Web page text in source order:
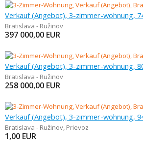
Verkauf (Angebot), 3-zimmer-wohnung,
Bratislava - Ružinov
397 000,00 EUR
Verkauf (Angebot), 3-zimmer-wohnung,
Bratislava - Ružinov
258 000,00 EUR
Verkauf (Angebot), 3-zimmer-wohnung,
Bratislava - Ružinov, Prievoz
1,00 EUR